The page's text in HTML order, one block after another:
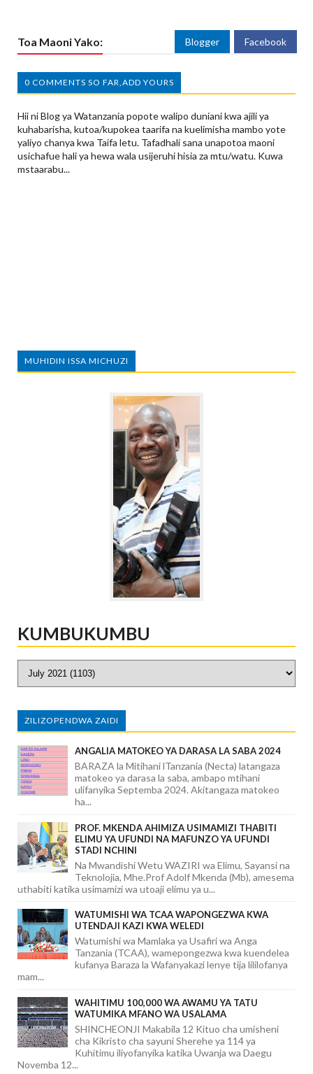
Toa Maoni Yako: Blogger Facebook
0 COMMENTS SO FAR,ADD YOURS
Hii ni Blog ya Watanzania popote walipo duniani kwa ajili ya
kuhabarisha, kutoa/kupokea taarifa na kuelimisha mambo yote
yaliyo chanya kwa Taifa letu. Tafadhali sana unapotoa maoni
usichafue hali ya hewa wala usijeruhi hisia za mtu/watu. Kuwa
mstaarabu...
MUHIDIN ISSA MICHUZI
KUMBUKUMBU
ZILIZOPENDWA ZAIDI
ANGALIA MATOKEO YA DARASA LA SABA 2024
BARAZA la Mitihani lTanzania (Necta) latangaza
matokeo ya darasa la saba, ambapo mtihani
ulifanyika Septemba 2024. Akitangaza matokeo
ha...
PROF. MKENDA AHIMIZA USIMAMIZI THABITI
ELIMU YA UFUNDI NA MAFUNZO YA UFUNDI
STADI NCHINI
Na Mwandishi Wetu WAZIRI wa Elimu, Sayansi na
Teknolojia, Mhe.Prof Adolf Mkenda (Mb), amesema
uthabiti katika usimamizi wa utoaji elimu ya u...
WATUMISHI WA TCAA WAPONGEZWA KWA
UTENDAJI KAZI KWA WELEDI
Watumishi wa Mamlaka ya Usafiri wa Anga
Tanzania (TCAA), wamepongezwa kwa kuendelea
kufanya Baraza la Wafanyakazi lenye tija lililofanya
mam...
WAHITIMU 100,000 WA AWAMU YA TATU
WATUMIKA MFANO WA USALAMA
SHINCHEONJI Makabila 12 Kituo cha umisheni
cha Kikristo cha sayuni Sherehe ya 114 ya
Kuhitimu iliyofanyika katika Uwanja wa Daegu
Novemba 12...